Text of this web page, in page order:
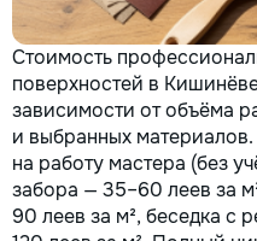
Стоимость
поверхностей в
зависимости от объёма
и выбранных
на работу мастера (без
забора — 35–60 леев за
90 леев за м², беседка с